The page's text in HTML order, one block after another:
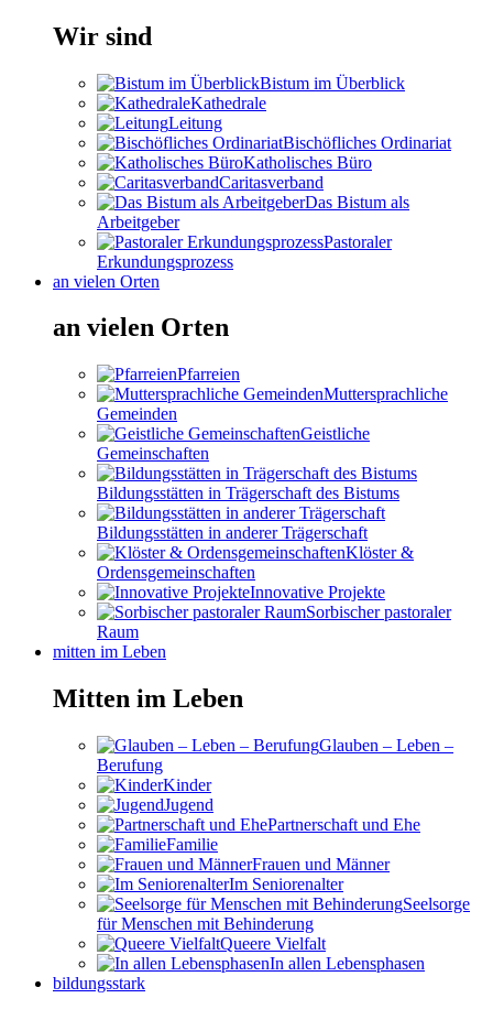
Wir sind
Bistum im Überblick
Kathedrale
Leitung
Bischöfliches Ordinariat
Katholisches Büro
Caritasverband
Das Bistum als
Arbeitgeber
Pastoraler
Erkundungsprozess
an vielen Orten
an vielen Orten
Pfarreien
Muttersprachliche
Gemeinden
Geistliche
Gemeinschaften
Bildungsstätten in Trägerschaft des Bistums
Bildungsstätten in anderer Trägerschaft
Klöster &
Ordensgemeinschaften
Innovative Projekte
Sorbischer pastoraler
Raum
mitten im Leben
Mitten im Leben
Glauben – Leben –
Berufung
Kinder
Jugend
Partnerschaft und Ehe
Familie
Frauen und Männer
Im Seniorenalter
Seelsorge
für Menschen mit Behinderung
Queere Vielfalt
In allen Lebensphasen
bildungsstark